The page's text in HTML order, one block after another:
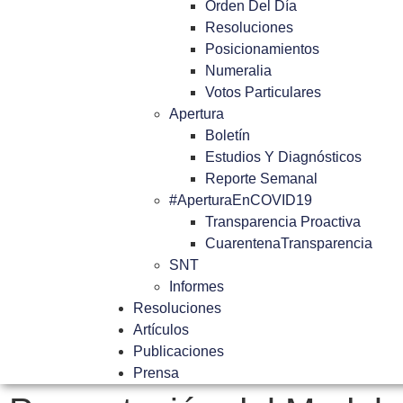
Orden Del Día
Resoluciones
Posicionamientos
Numeralia
Votos Particulares
Apertura
Boletín
Estudios Y Diagnósticos
Reporte Semanal
#AperturaEnCOVID19
Transparencia Proactiva
CuarentenaTransparencia
SNT
Informes
Resoluciones
Artículos
Publicaciones
Prensa